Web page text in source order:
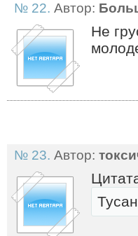
№ 22. Автор:
Не
№ 23. Автор: